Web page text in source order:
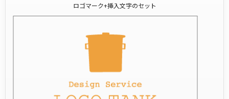
ロゴマーク+挿入文字のセット